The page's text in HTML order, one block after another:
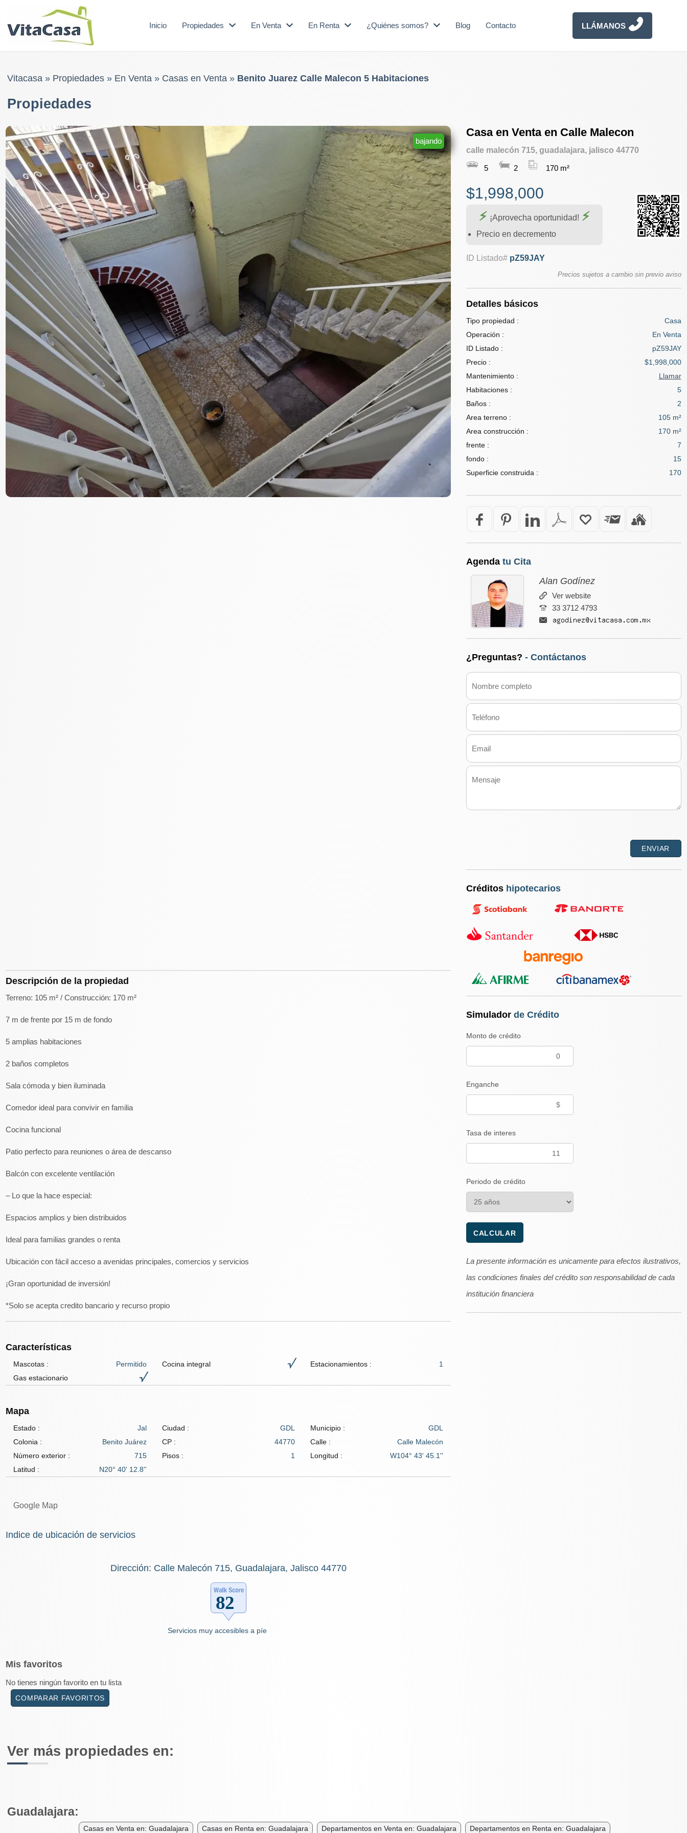
Inicio Propiedades En Venta En Renta ¿Quiénes somos? Blog Contacto LLÁMANOS
Vitacasa» Propiedades» En Venta» Casas en Venta» Benito Juarez Calle Malecon 5 Habitaciones
Propiedades
bajando
Descripción de la propiedad
Terreno: 105 m² / Construcción: 170 m²
7 m de frente por 15 m de fondo
5 amplias habitaciones
2 baños completos
Sala cómoda y bien iluminada
Comedor ideal para convivir en familia
Cocina funcional
Patio perfecto para reuniones o área de descanso
Balcón con excelente ventilación
– Lo que la hace especial:
Espacios amplios y bien distribuidos
Ideal para familias grandes o renta
Ubicación con fácil acceso a avenidas principales, comercios y servicios
¡Gran oportunidad de inversión!
*Solo se acepta credito bancario y recurso propio
Características
Mascotas : Permitido Cocina integral Estacionamientos :
1
Gas estacionario
Mapa
Estado : Jal Ciudad : GDL Municipio :
GDL
Colonia :
Benito Juárez CP : 44770 Calle :
Calle Malecón
Número exterior :
715 Pisos : 1 Longitud :
W104° 43' 45.1''
Latitud :
N20° 40' 12.8''
Google Map
Indice de ubicación de servicios
Dirección: Calle Malecón 715, Guadalajara, Jalisco 44770
Servicios muy accesibles a píe
Mis favoritos
No tienes ningún favorito en tu lista
COMPARAR FAVORITOS
Casa en Venta en Calle Malecon
calle malecón 715, guadalajara, jalisco 44770
5 2 170 m²
$1,998,000
¡Aprovecha oportunidad!
Precio en decremento
ID Listado# pZ59JAY
Precios sujetos a cambio sin previo aviso
Detalles básicos
Tipo propiedad :
Casa
Operación :
En Venta
ID Listado :
pZ59JAY
Precio :
$1,998,000
Mantenimiento :
Llamar
Habitaciones :
5
Baños :
2
Area terreno :
105 m²
Area construcción :
170 m²
frente :
7
fondo :
15
Superficie construida :
170
Agendatu Cita
Alan Godínez
Ver website
33 3712 4793
¿Preguntas? - Contáctanos
Créditoshipotecarios
Simuladorde Crédito
Monto de crédito
Enganche
Tasa de interes
Periodo de crédito
La presente información es unicamente para efectos ilustrativos,
las condiciones finales del crédito son responsabilidad de cada
institución financiera
Ver más propiedades en:
Guadalajara:
Casas en Venta en: Guadalajara Casas en Renta en: Guadalajara Departamentos en Venta en: Guadalajara Departamentos en Renta en: Guadalajara